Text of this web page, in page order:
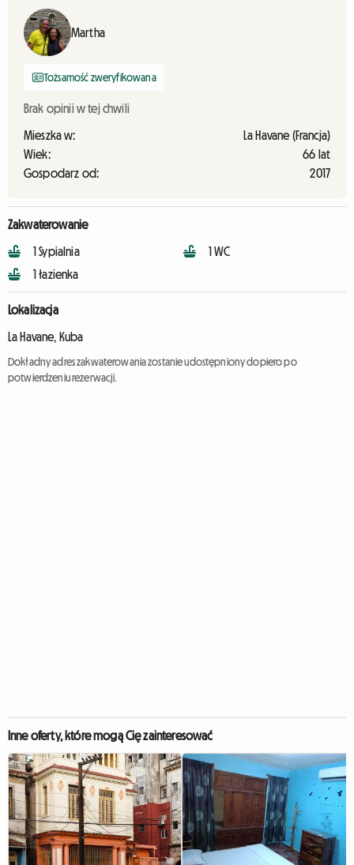
Martha
Tożsamość zweryfikowana
Brak opinii w tej chwili
Mieszka w:
La Havane (Francja)
Wiek:
66 lat
Gospodarz od:
2017
Zakwaterowanie
1 Sypialnia
1 łazienka
1 WC
Lokalizacja
La Havane, Kuba
Dokładny adres zakwaterowania zostanie udostępniony dopiero po
potwierdzeniu rezerwacji.
Inne oferty, które mogą Cię zainteresować